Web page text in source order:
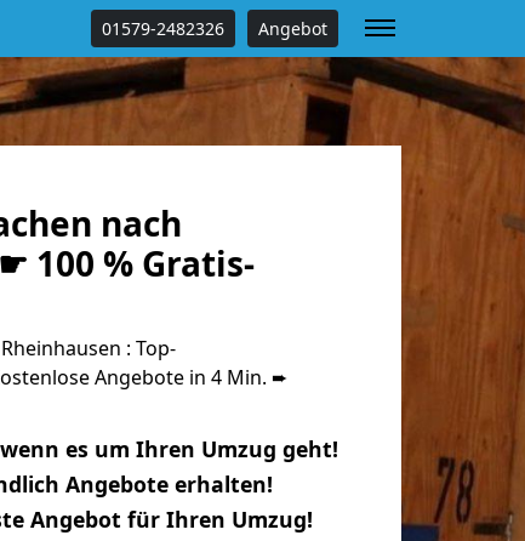
01579-2482326 Angebot
nach
100 % Gratis-
: Top-
Angebote in 4 Min. ➨
es um Ihren Umzug geht!
Angebote erhalten!
Angebot für Ihren Umzug!